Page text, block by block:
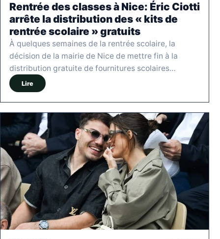
Rentrée des classes à Nice: Éric Ciotti
arrête la distribution des « kits de
rentrée scolaire » gratuits
À quelques semaines de la rentrée scolaire, la
décision de la mairie de Nice de mettre fin à la
distribution gratuite de fournitures scolaires…
Lire